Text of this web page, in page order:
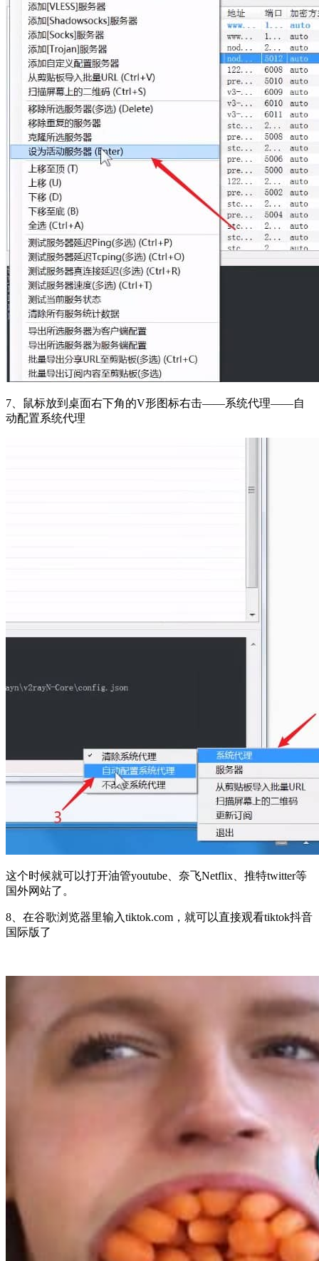
7、鼠标放到桌面右下角的V形图标右击——系统代理——自
动配置系统代理
这个时候就可以打开油管youtube、奈飞Netflix、推特twitter等
国外网站了。
8、在谷歌浏览器里输入tiktok.com，就可以直接观看tiktok抖音
国际版了